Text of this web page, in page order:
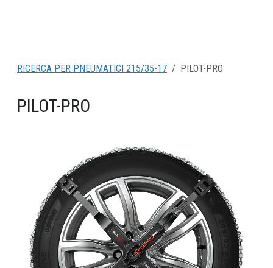
RICERCA PER PNEUMATICI 215/35-17 PILOT-PRO
PILOT-PRO